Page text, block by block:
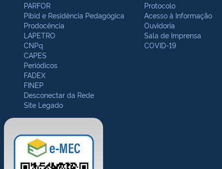
PARFOR
Pibid e Residência Pedagógica
Prodocência
LAPETRO
CNPq
CAPES
Periódicos
FADEX
FINEP
Desconectar da Rede
Site Legado
Protocolo
Acesso à Informação
Ouvidoria
Sala de Imprensa
COVID-19